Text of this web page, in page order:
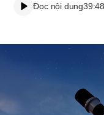
Đọc nội dung39:48